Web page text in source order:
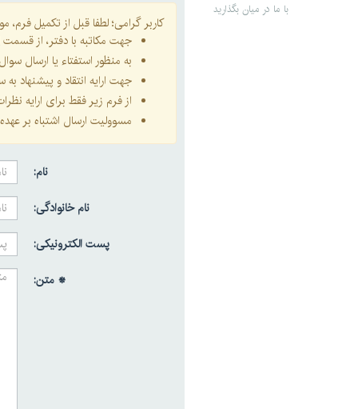
با ما در میان بگذارید
کاربر گرامی؛ لطفا قبل از تکمیل فرم،
جهت مکاتبه با دفتر، از قسمت
به منظور استفتاء یا ارسال
جهت ارایه انتقاد و پیشنهاد
از فرم زیر فقط برای ارایه
مسوولیت ارسال اشتباه بر
نام:
نام خانوادگی:
پست الکترونیکی:
* متن: